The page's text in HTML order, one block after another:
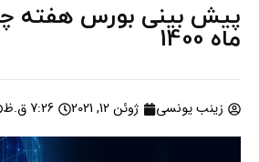
پیش بینی بورس هفته
ماه 1400
زینب یونسی ژوئن 12, 2021 7:26 ق.ظ